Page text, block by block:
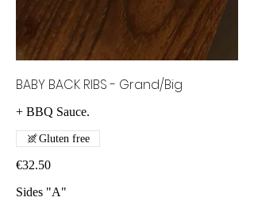
BABY BACK RIBS - Grand/Big
€32.50
Gluten free
Sides "A"